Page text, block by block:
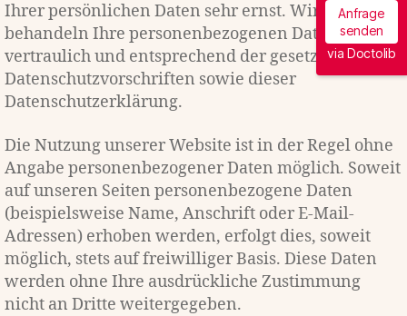
Ihrer persönlichen Daten sehr ernst. Wir
behandeln Ihre personenbezogenen Daten
vertraulich und entsprechend der gesetzlichen
Datenschutzvorschriften sowie dieser
Datenschutzerklärung.
Die Nutzung unserer Website ist in der Regel ohne
Angabe personenbezogener Daten möglich. Soweit
auf unseren Seiten personenbezogene Daten
(beispielsweise Name, Anschrift oder E-Mail-
Adressen) erhoben werden, erfolgt dies, soweit
möglich, stets auf freiwilliger Basis. Diese Daten
werden ohne Ihre ausdrückliche Zustimmung
nicht an Dritte weitergegeben.
Anfrage
senden
via Doctolib